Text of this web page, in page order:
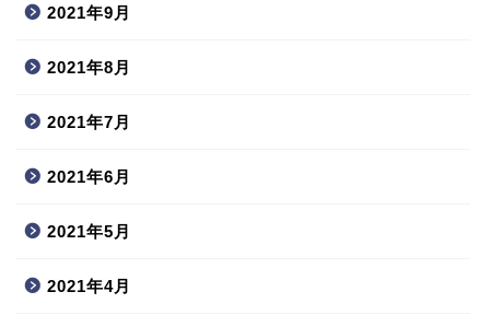
2021年9月
2021年8月
2021年7月
2021年6月
2021年5月
2021年4月